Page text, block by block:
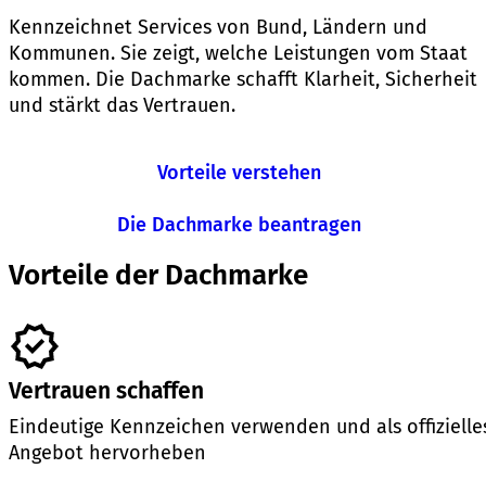
Kennzeichnet Services von Bund, Ländern und
Kommunen. Sie zeigt, welche Leistungen vom Staat
kommen. Die Dachmarke schafft Klarheit, Sicherheit
und stärkt das Vertrauen.
Vorteile verstehen
Die Dachmarke beantragen
Vorteile der Dachmarke
Vertrauen schaffen
Eindeutige Kennzeichen verwenden und als
Angebot hervorheben